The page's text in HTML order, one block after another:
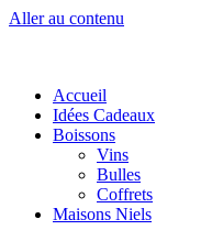
Aller au contenu
Accueil
Idées Cadeaux
Boissons
Vins
Bulles
Coffrets
Maisons Niels